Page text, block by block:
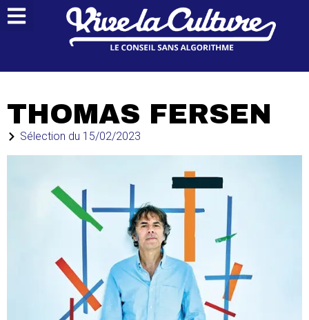
THOMAS FERSEN
Sélection du 15/02/2023